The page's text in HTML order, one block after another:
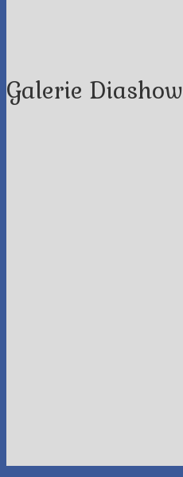
Galerie Diashow